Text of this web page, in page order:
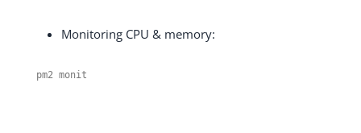
Monitoring CPU & memory:
pm2 monit